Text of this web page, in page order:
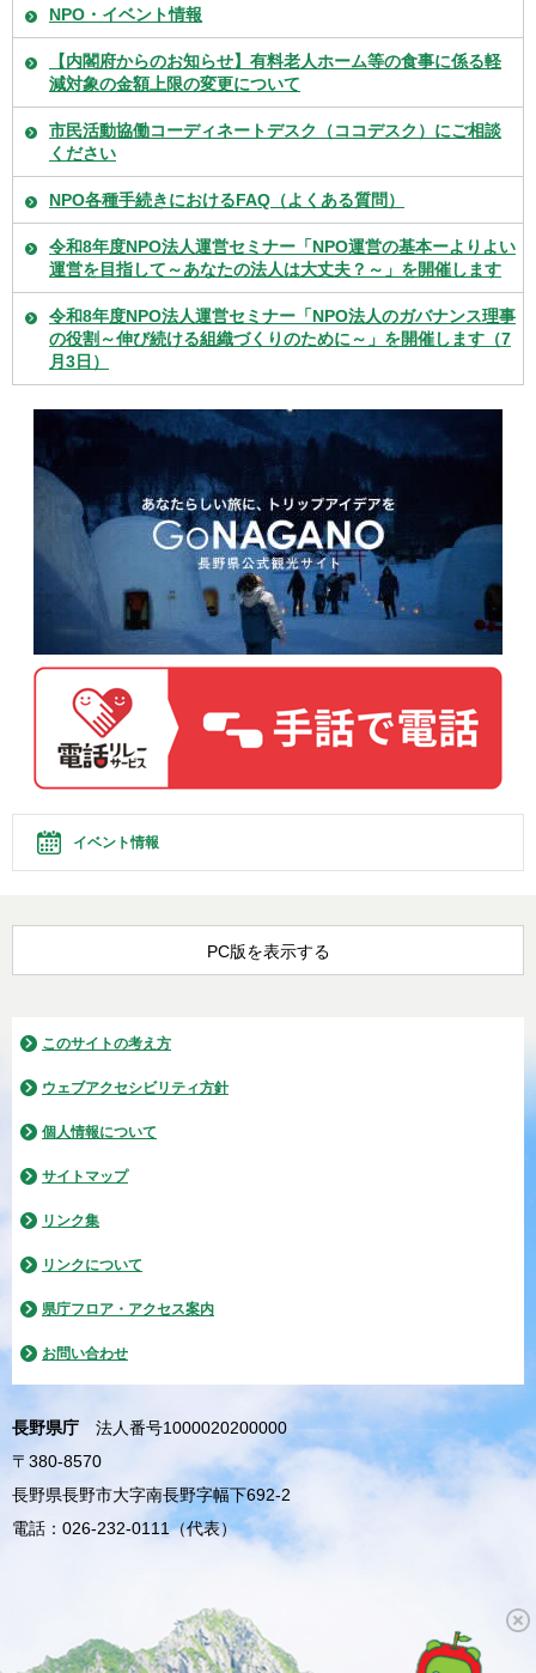
NPO・イベント情報
【内閣府からのお知らせ】有料老人ホーム等の食事に係る軽
減対象の金額上限の変更について
市民活動協働コーディネートデスク（ココデスク）にご相談
ください
NPO各種手続きにおけるFAQ（よくある質問）
令和8年度NPO法人運営セミナー「NPO運営の基本ーよりよい
運営を目指して～あなたの法人は大丈夫？～」を開催します
令和8年度NPO法人運営セミナー「NPO法人のガバナンス理事
の役割～伸び続ける組織づくりのために～」を開催します（7
月3日）
イベント情報
PC版を表示する
このサイトの考え方
ウェブアクセシビリティ方針
個人情報について
サイトマップ
リンク集
リンクについて
県庁フロア・アクセス案内
お問い合わせ
長野県庁
法人番号1000020200000
〒380-8570
長野県長野市大字南長野字幅下692-2
電話：026-232-0111（代表）